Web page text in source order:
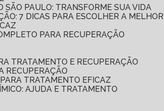
SÃO PAULO: TRANSFORME SUA VIDA
7 DICAS PARA ESCOLHER A MELHOR
PARA RECUPERAÇÃO
TRATAMENTO E RECUPERAÇÃO
RECUPERAÇÃO
TRATAMENTO EFICAZ
AJUDA E TRATAMENTO